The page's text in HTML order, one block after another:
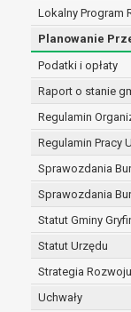
Lokalny Program
Planowanie
Podatki i opłaty
Raport o stanie
Regulamin
Regulamin Pracy
Sprawozdania
Sprawozdania
Statut Gminy
Statut Urzędu
Strategia Rozwoju
Uchwały
w
W związku